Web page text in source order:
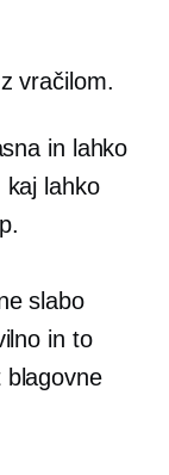
vračilom.
in lahko
kaj lahko
slabo
in to
blagovne